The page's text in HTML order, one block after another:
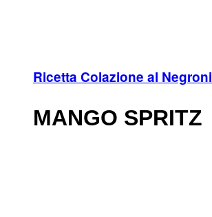
Ricetta Colazione al Negroni
MANGO SPRITZ